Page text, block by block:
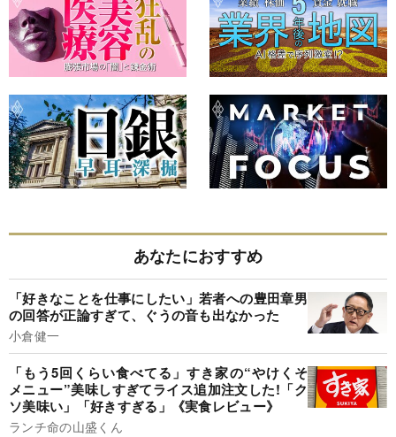
あなたにおすすめ
「好きなことを仕事にしたい」若者への豊田章男
の回答が正論すぎて、ぐうの音も出なかった
小倉健一
「もう5回くらい食べてる」すき家の“やけくそ
メニュー”美味しすぎてライス追加注文した!「ク
ソ美味い」「好きすぎる」《実食レビュー》
ランチ命の山盛くん